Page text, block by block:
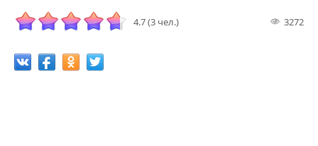
4.7 (3 чел.) 3272